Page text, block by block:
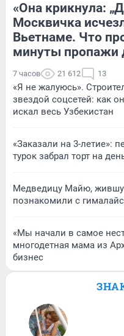
«Она крикнула:
Москвичка
Вьетнаме. Что
минуты пропажи
7 часов 21 612 13
«Я не жалуюсь».
звездой соцсетей: как
искал весь Узбекистан
«Заказали на 3-летие»:
турок забрал торт на
Медведицу Майю,
познакомили с
«Мы начали в самое
многодетная мама из
бизнес